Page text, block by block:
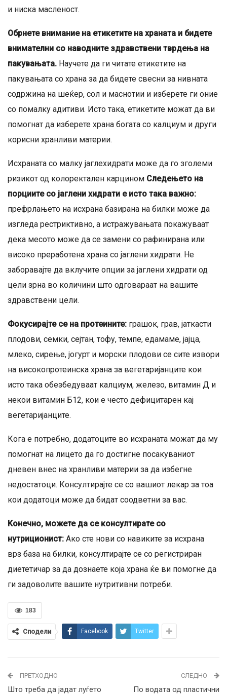
и ниска масленост.
Обрнете внимание на етикетите на храната и бидете
внимателни со наводните здравствени тврдења на
пакувањата. Научете да ги читате етикетите на
пакувањата со храна за да бидете свесни за нивната
содржина на шеќер, сол и маснотии и изберете ги оние
со помалку адитиви. Исто така, етикетите можат да ви
помогнат да изберете храна богата со калциум и други
корисни хранливи материи.
Исхраната со малку јаглехидрати може да го зголеми
ризикот од колоректален карцином Следењето на
порциите со јаглени хидрати е исто така важно:
префрлањето на исхрана базирана на билки може да
изгледа рестриктивно, а истражувањата покажуваат
дека месото може да се замени со рафинирана или
високо преработена храна со јаглени хидрати. Не
заборавајте да вклучите опции за јаглени хидрати од
цели зрна во количини што одговараат на вашите
здравствени цели.
Фокусирајте се на протеините: грашок, грав, јаткасти
плодови, семки, сејтан, тофу, темпе, едамаме, јајца,
млеко, сирење, јогурт и морски плодови се сите извори
на високопротеинска храна за вегетаријанците кои
исто така обезбедуваат калциум, железо, витамин Д и
некои витамин Б12, кои е често дефицитарен кај
вегетаријанците.
Кога е потребно, додатоците во исхраната можат да му
помогнат на лицето да го достигне посакуваниот
дневен внес на хранливи материи за да избегне
недостатоци. Консултирајте се со вашиот лекар за тоа
кои додатоци може да бидат соодветни за вас.
Конечно, можете да се консултирате со
нутриционист: Ако сте нови со навиките за исхрана
врз база на билки, консултирајте се со регистриран
диететичар за да дознаете која храна ќе ви помогне да
ги задоволите вашите нутритивни потреби.
183
Сподели Facebook Twitter
ПРЕТХОДНО
Што треба да јадат луѓето
СЛЕДНО
По водата од пластични